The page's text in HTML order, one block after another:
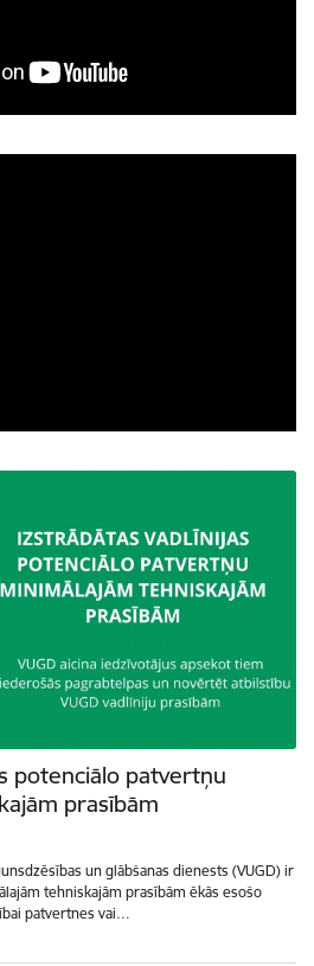
potenciālo patvertņu
prasībām
un glābšanas dienests (VUGD) ir
tehniskajām prasībām ēkās esošo
patvertnes vai…